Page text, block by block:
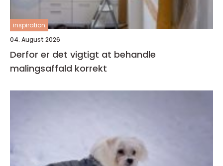
inspiration
04. August 2026
Derfor er det vigtigt at behandle
malingsaffald korrekt